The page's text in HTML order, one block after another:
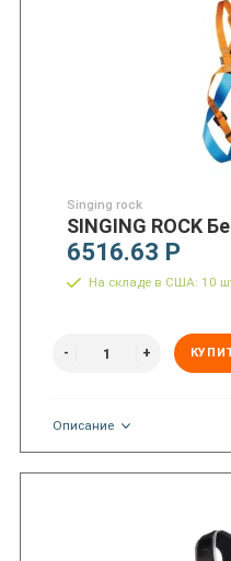
Singing rock
SINGING ROCK
6516.63 Р
На складе в США: 10
Описание